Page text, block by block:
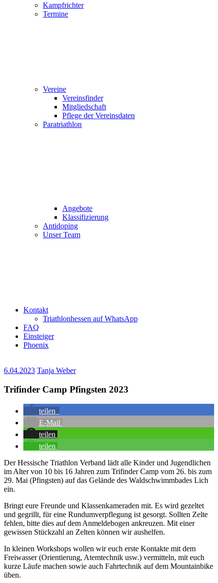
Kampfrichter
Termine
Vereine
Vereinsfinder
Mitgliedschaft
Pflege der Vereinsdaten
Paratriathlon
Angebote
Klassifizierung
Antidoping
Unser Team
Kontakt
Triathlonhessen auf WhatsApp
FAQ
Einsteiger
Phoenix
6.04.2023 Tanja Weber
Trifinder Camp Pfingsten 2023
teilen
E-Mail
teilen
teilen
Der Hessische Triathlon Verband lädt alle Kinder und Jugendlichen
im Alter von 10 bis 16 Jahren zum Trifinder Camp vom 26. bis zum
29. Mai (Pfingsten) auf das Gelände des Waldschwimmbades Lich
ein.
Bringt eure Freunde und Klassenkameraden mit. Es wird gezeltet
und gegrillt, für eine Rundumverpflegung ist gesorgt. Sollten Zelte
fehlen, bitte dies auf dem Anmeldebogen ankreuzen. Mit einer
gewissen Stückzahl an Zelten können wir aushelfen.
In kleinen Workshops wollen wir euch erste Kontakte mit dem
Freiwasser (Orientierung, Atemtechnik usw.) vermitteln, mit euch
kurze Läufe machen sowie auch Fahrtechnik auf dem Mountainbike
üben.